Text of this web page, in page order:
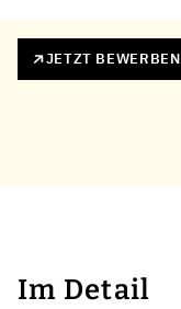
JETZT BEWERBEN
Im Detail